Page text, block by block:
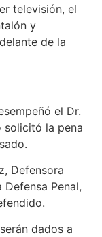
televisión, el
y
de la
el Dr.
solicitó la pena
Defensora
Penal,
dados a